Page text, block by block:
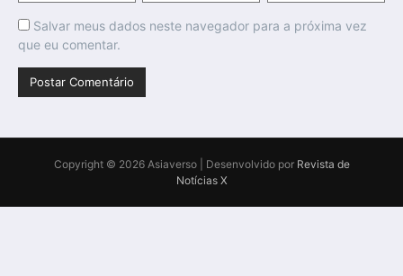
Salvar meus dados neste navegador para a próxima vez
que eu comentar.
Copyright © 2026 Asiaverso | Desenvolvido por Revista de
Notícias X